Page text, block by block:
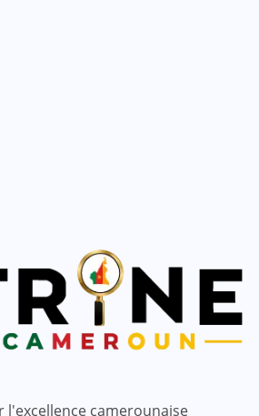
l'excellence camerounaise